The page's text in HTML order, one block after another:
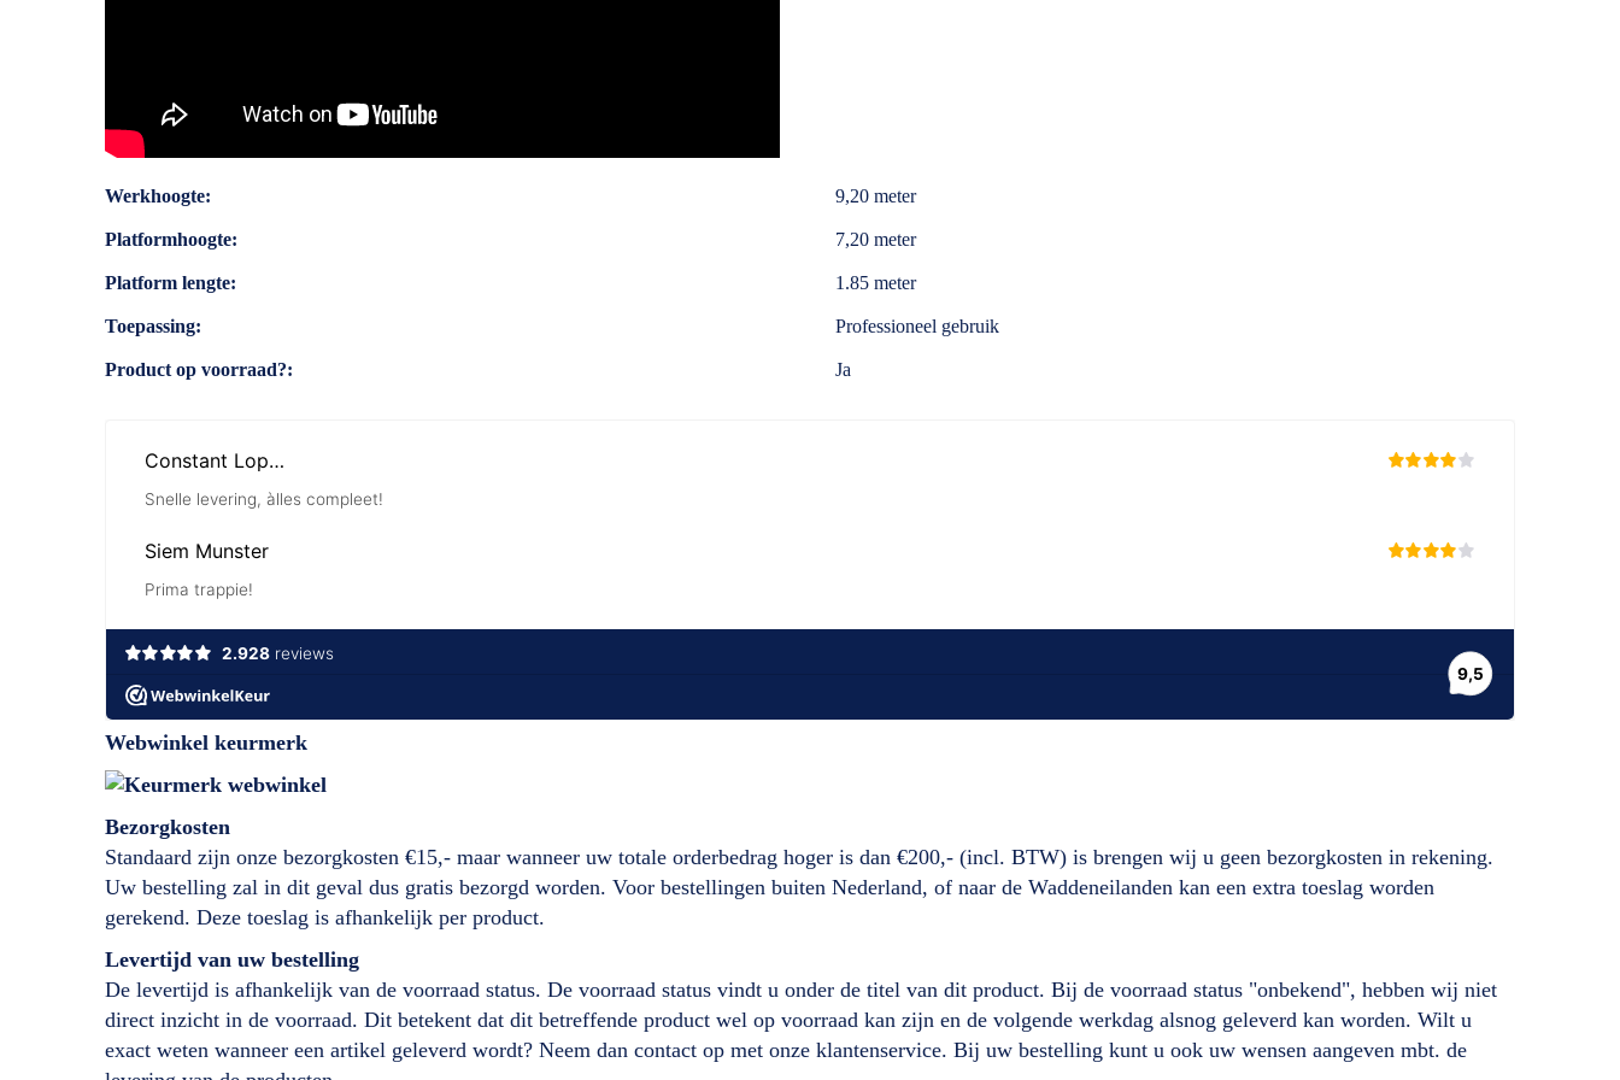
Specificaties
Werkhoogte 9,20 meter
Platformhoogte 7,20 meter
Platform lengte 1.85 meter
Toepassing Professioneel gebruik
Product op voorraad? Ja
Webwinkel keurmerk
Bezorgkosten
Standaard zijn onze bezorgkosten €15,- maar wanneer uw totale orderbedrag hoger is dan €200,- (incl. BTW) is brengen wij u geen bezorgkosten in rekening.
Uw bestelling zal in dit geval dus gratis bezorgd worden. Voor bestellingen buiten Nederland, of naar de Waddeneilanden kan een extra toeslag worden
gerekend. Deze toeslag is afhankelijk per product.
Levertijd van uw bestelling
De levertijd is afhankelijk van de voorraad status. De voorraad status vindt u onder de titel van dit product. Bij de voorraad status "onbekend", hebben wij niet
direct inzicht in de voorraad. Dit betekent dat dit betreffende product wel op voorraad kan zijn en de volgende werkdag alsnog geleverd kan worden. Wilt u
exact weten wanneer een artikel geleverd wordt? Neem dan contact op met onze klantenservice. Bij uw bestelling kunt u ook uw wensen aangeven mbt. de